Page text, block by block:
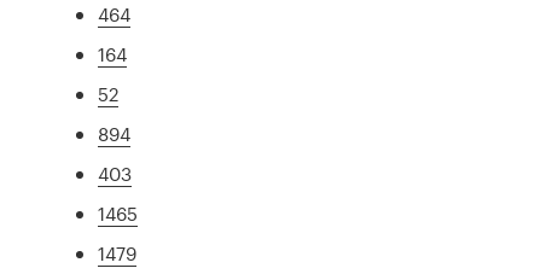
464
164
52
894
403
1465
1479